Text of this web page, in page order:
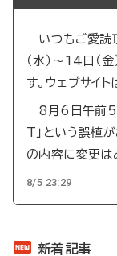
いつもご愛読
（水）～14日（
す。ウェブサイ
8月6日午前5
T」という誤植
の内容に変更は
8/5 23:29
新着記事